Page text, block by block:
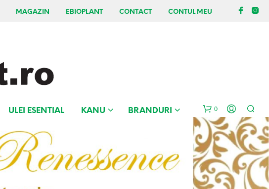
MAGAZIN EBIOPLANT CONTACT CONTUL MEU
ULEI ESENTIAL KANU BRANDURI 0